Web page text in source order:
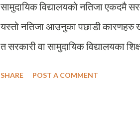
सामुदायिक विद्यालयको नतिजा एकदमै
यस्तो नतिजा आउनुका पछाडी कारणहरु
त सरकारी वा सामुदायिक विद्यालयका
SHARE POST A COMMENT